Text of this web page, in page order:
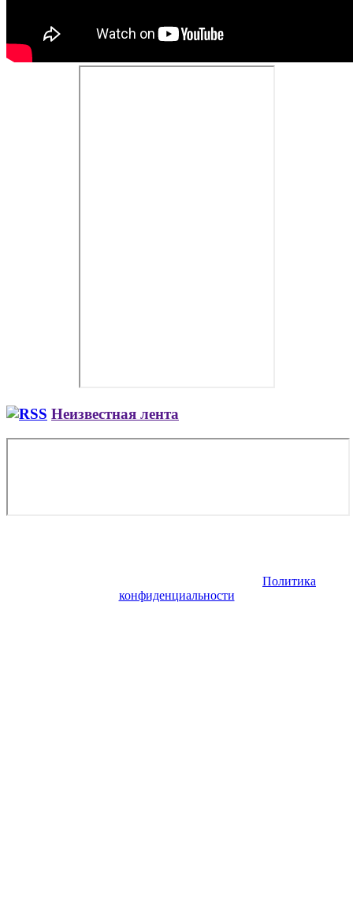
Неизвестная лента
Политика
конфиденциальности